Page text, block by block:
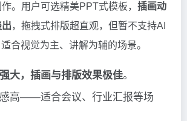
。用户可选精美PPT式模板， 插画动
，拖拽式排版超直观，但暂不支持AI
合视觉为主、讲解为辅的场景。
大，插画与排版效果极佳。
高——适合会议、行业汇报等场